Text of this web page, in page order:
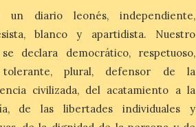
día 25. La reserva de agua en el estanque
«El Mar», […]
El Descenso Internacional
del Sella arranca con el
homenaje a los campeones
y el izado de las banderas
un diario leonés, independiente,
blanco y apartidista. Nuestro
declara democrático, respetuoso,
tolerante, plural, defensor de la
civilizada, del acatamiento a la
de las libertades individuales y